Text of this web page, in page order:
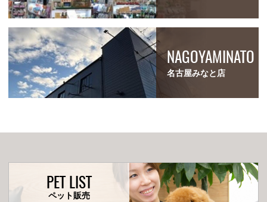
NAGOYAMINATO
名古屋みなと店
PET LIST
ペット販売